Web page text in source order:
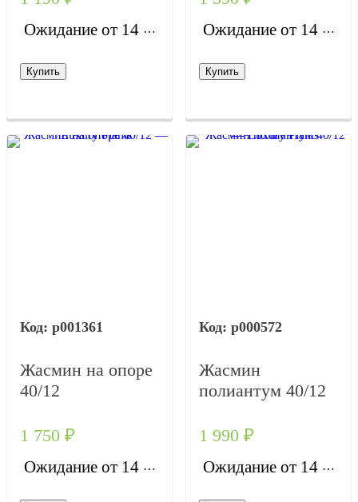
Ожидание от 14 дней
Купить
Ожидание от 14 дней
Купить
р001361
Жасмин на опоре
40/12
1 750 ₽
р000572
Жасмин
полиантум 40/12
1 990 ₽